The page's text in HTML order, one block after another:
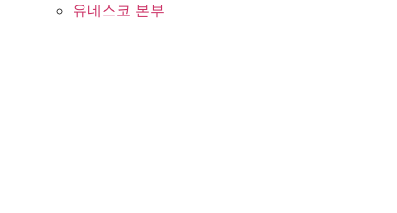
유네스코 본부